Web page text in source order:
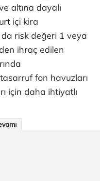
altına dayalı
içi kira
risk değeri 1 veya
ihraç edilen
fon havuzları
için daha ihtiyatlı